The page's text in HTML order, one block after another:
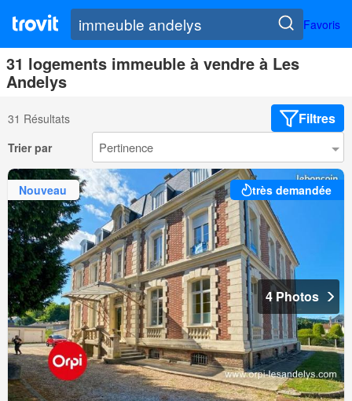
Favoris
31 logements immeuble à vendre à Les
Andelys
31 Résultats Filtres
Trier par
Nouveau très demandée
4 Photos